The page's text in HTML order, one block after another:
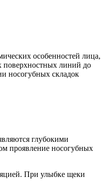
особенностей лица,
поверхностных линий до
носогубных складок
глубокими
проявление носогубных
При улыбке щеки